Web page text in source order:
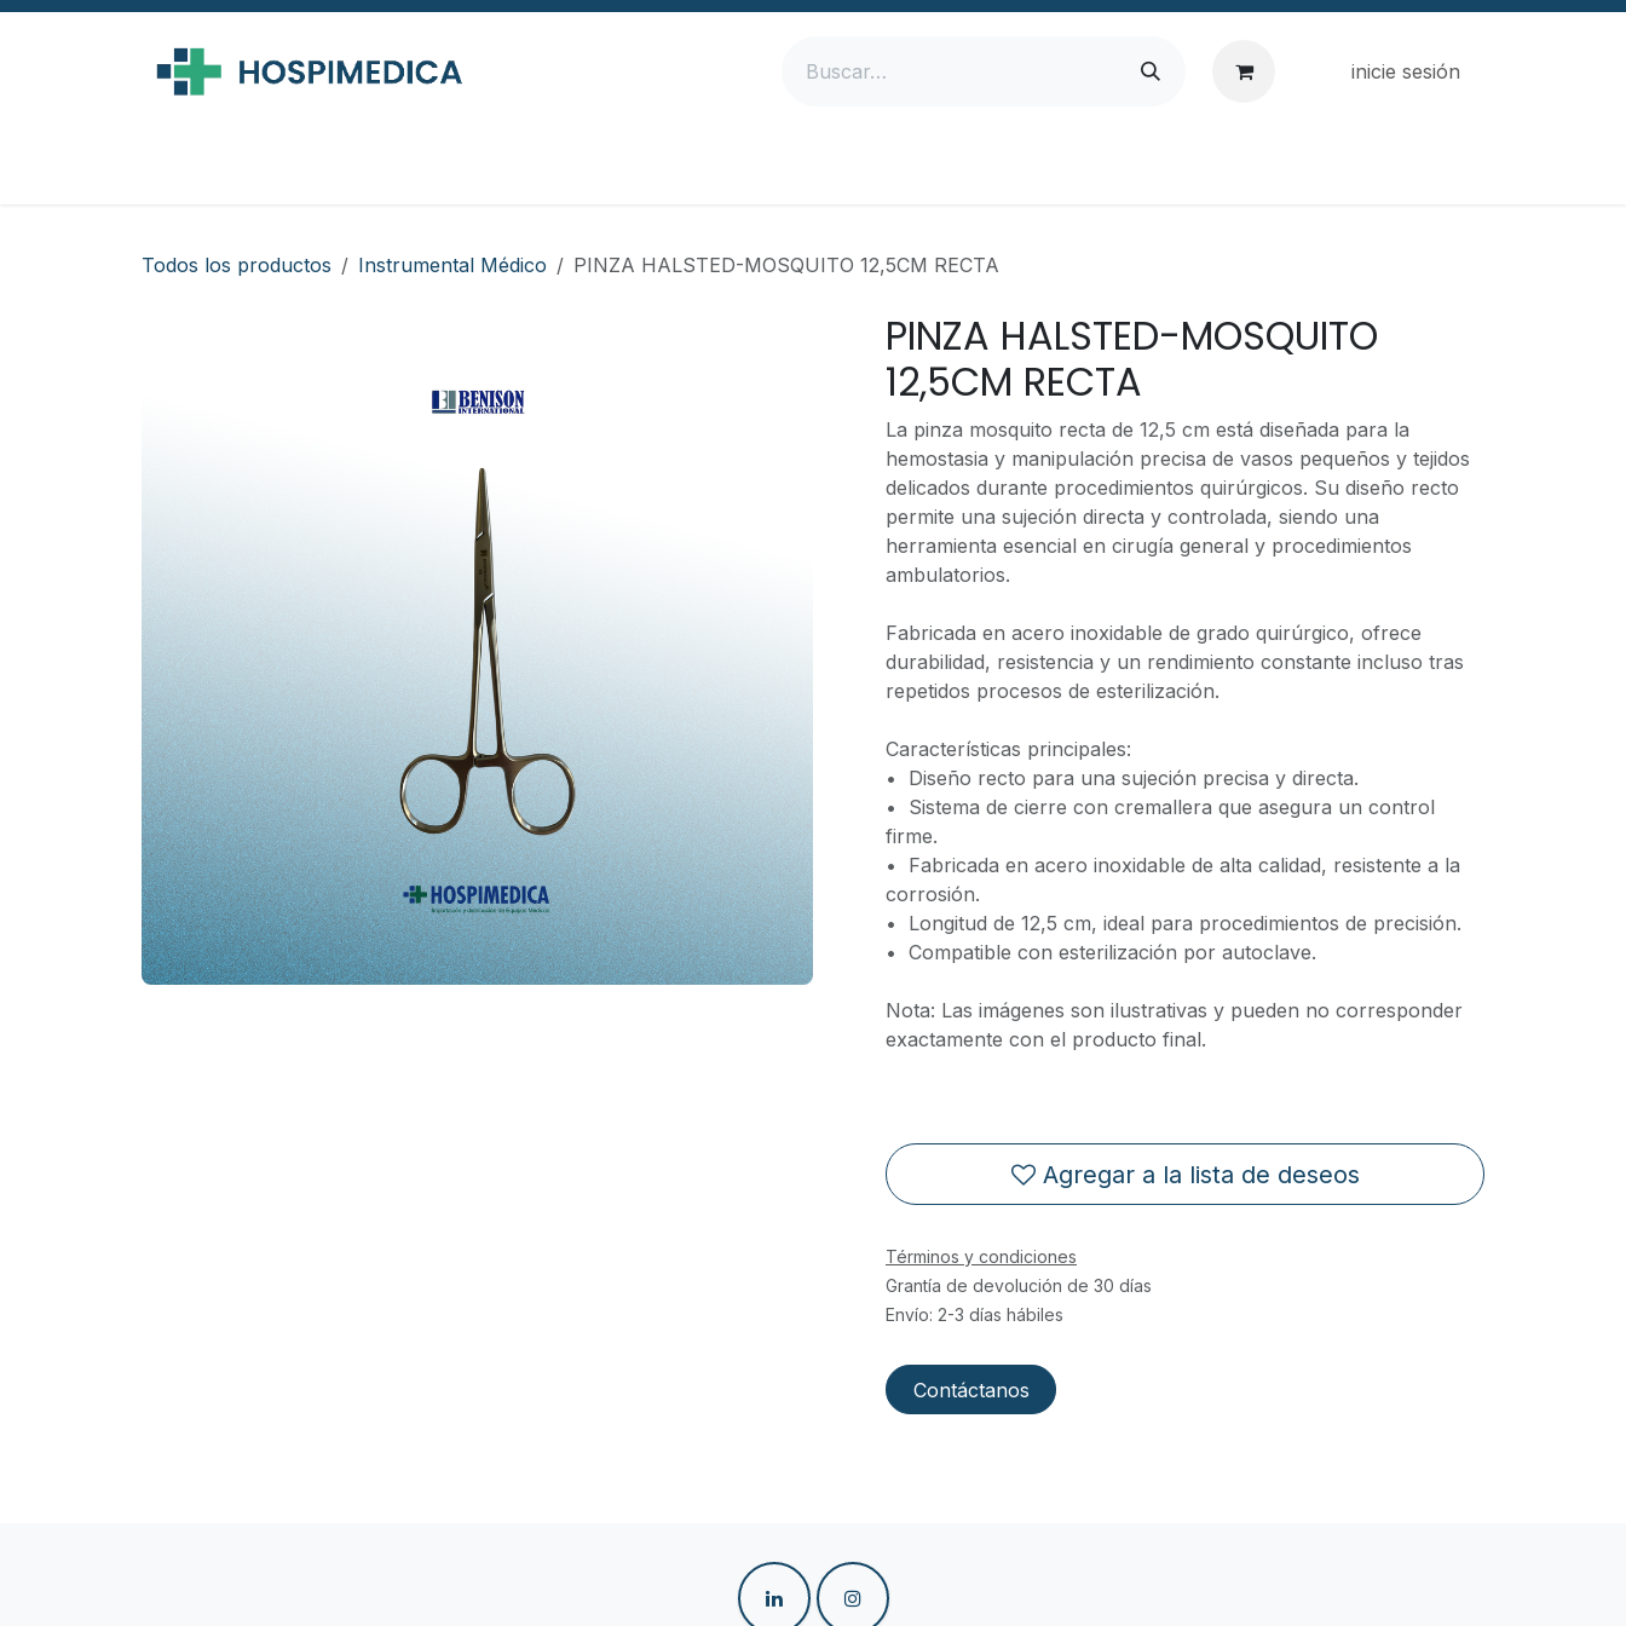
Ir al contenido
inicie sesión
Todos los productos Instrumental Médico PINZA HALSTED-MOSQUITO 12,5CM RECTA
PINZA HALSTED-MOSQUITO
12,5CM RECTA
La pinza mosquito recta de 12,5 cm está diseñada para la
hemostasia y manipulación precisa de vasos pequeños y tejidos
delicados durante procedimientos quirúrgicos. Su diseño recto
permite una sujeción directa y controlada, siendo una
herramienta esencial en cirugía general y procedimientos
ambulatorios.
Fabricada en acero inoxidable de grado quirúrgico, ofrece
durabilidad, resistencia y un rendimiento constante incluso tras
repetidos procesos de esterilización.
Características principales:
•⁠ ⁠Diseño recto para una sujeción precisa y directa.
•⁠ ⁠Sistema de cierre con cremallera que asegura un control
firme.
•⁠ ⁠Fabricada en acero inoxidable de alta calidad, resistente a la
corrosión.
•⁠ ⁠Longitud de 12,5 cm, ideal para procedimientos de precisión.
•⁠ ⁠Compatible con esterilización por autoclave.
Nota: Las imágenes son ilustrativas y pueden no corresponder
exactamente con el producto final.
Agregar a la lista de deseos
Términos y condiciones
Grantía de devolución de 30 días
Envío: 2-3 días hábiles
Contáctanos